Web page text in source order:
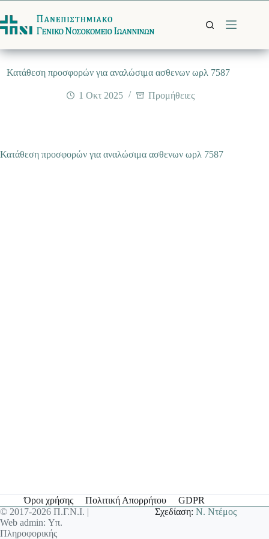
στο
περιεχόμενο
Κατάθεση προσφορών για αναλώσιμα ασθενων ωρλ 7587
1 Οκτ 2025 Προμήθειες
Κατάθεση προσφορών για αναλώσιμα ασθενων ωρλ 7587
Όροι χρήσης Πολιτική Απορρήτου
GDPR
© 2017-2026 Π.Γ.Ν.Ι. |
Web admin: Υπ.
Πληροφορικής
Σχεδίαση:Ν. Ντέμος